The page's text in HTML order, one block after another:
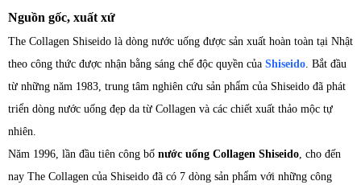
Nguồn gốc, xuất xứ
The Collagen Shiseido là dòng nước uống được sản xuất hoàn toàn tại Nhật
theo công thức được nhận bằng sáng chế độc quyền của Shiseido. Bắt đầu
từ những năm 1983, trung tâm nghiên cứu sản phẩm của Shiseido đã phát
triển dòng nước uống đẹp da từ Collagen và các chiết xuất thảo mộc tự
nhiên.
Năm 1996, lần đầu tiên công bố nước uống Collagen Shiseido, cho đến
nay The Collagen của Shiseido đã có 7 dòng sản phẩm với những công